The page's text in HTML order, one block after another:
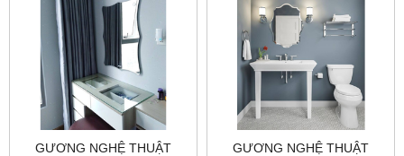
GƯƠNG NGHỆ THUẬT
GƯƠNG NGHỆ THUẬT